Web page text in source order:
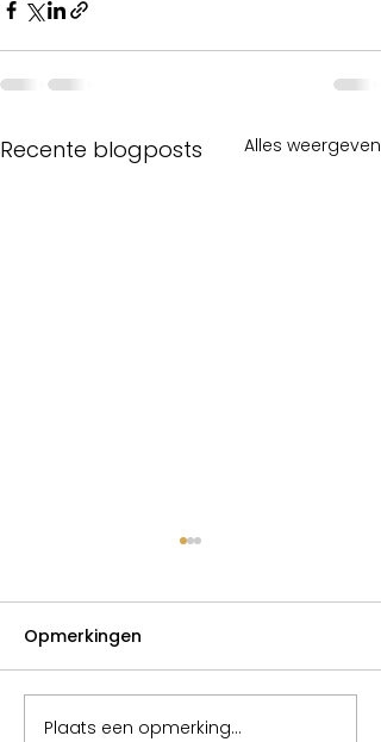
Recente blogposts Alles weergeven
Opruimen
Opmerkingen
Plaats een opmerking...